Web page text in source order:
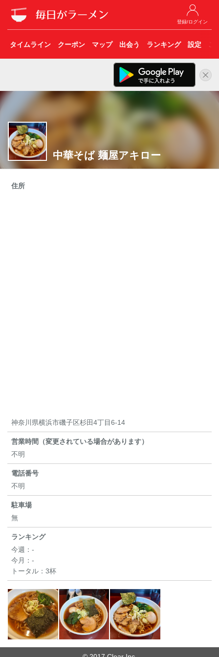
登録/ログイン
タイムライン クーポン マップ 出会う ランキング 設定 こ
中華そば 麺屋アキロー
住所
神奈川県横浜市磯子区杉田4丁目6-14
営業時間（変更されている場合があります）
不明
電話番号
不明
駐車場
無
ランキング
今週： -
今月： -
トータル： 3杯